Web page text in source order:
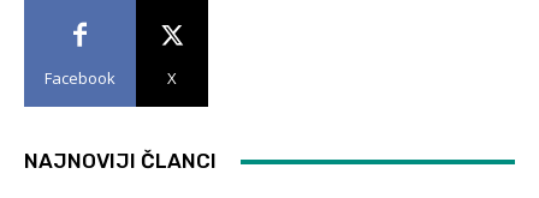
Facebook X
NAJNOVIJI ČLANCI